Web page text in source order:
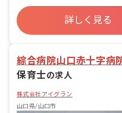
の計画・実行、お
社会保険完備
有給
福利
昇給昇進あり
詳しく見る
綜合病院山口赤十字病
保育士の求人
株式会社アイグラン
山口県/山口市